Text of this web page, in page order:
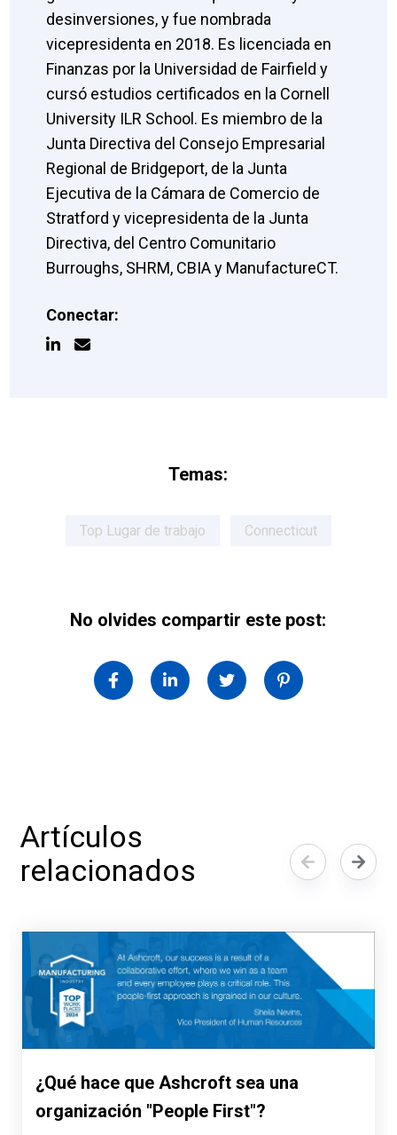
desinversiones, y fue nombrada
vicepresidenta en 2018. Es licenciada en
Finanzas por la Universidad de Fairfield y
cursó estudios certificados en la Cornell
University ILR School. Es miembro de la
Junta Directiva del Consejo Empresarial
Regional de Bridgeport, de la Junta
Ejecutiva de la Cámara de Comercio de
Stratford y vicepresidenta de la Junta
Directiva, del Centro Comunitario
Burroughs, SHRM, CBIA y ManufactureCT.
Conectar:
Temas:
Top Lugar de trabajo Connecticut
No olvides compartir este post:
Artículos
relacionados
¿Qué hace que Ashcroft sea una
organización "People First"?